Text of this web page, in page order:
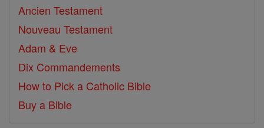
Ancien Testament
Nouveau Testament
Adam & Eve
Dix Commandements
How to Pick a Catholic Bible
Buy a Bible